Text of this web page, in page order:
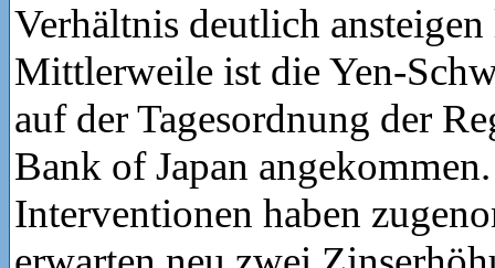
Verhältnis deutlich ansteigen
Mittlerweile ist die Yen-
auf der Tagesordnung der
Bank of Japan
Interventionen haben